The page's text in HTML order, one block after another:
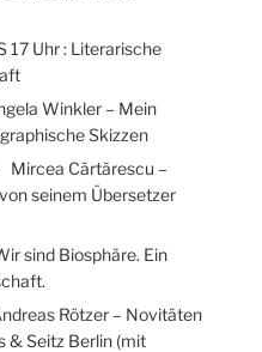
17 Uhr : Literarische
Winkler – Mein
Skizzen
Mircea Cărtărescu –
seinem Übersetzer
sind Biosphäre. Ein
Rötzer – Novitäten
& Seitz Berlin (mit